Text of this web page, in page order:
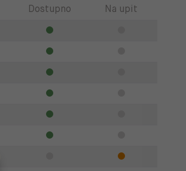
Dostupno
Na upit